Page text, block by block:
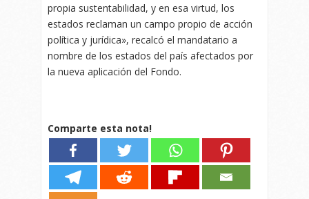
propia sustentabilidad, y en esa virtud, los
estados reclaman un campo propio de acción
política y jurídica», recalcó el mandatario a
nombre de los estados del país afectados por
la nueva aplicación del Fondo.
Comparte esta nota!